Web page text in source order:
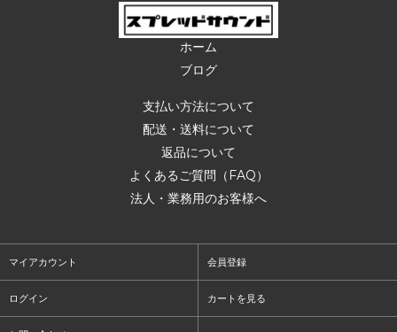
ホーム
ブログ
支払い方法について
配送・送料について
返品について
よくあるご質問（FAQ）
法人・業務用のお客様へ
マイアカウント 会員登録
ログイン カートを見る